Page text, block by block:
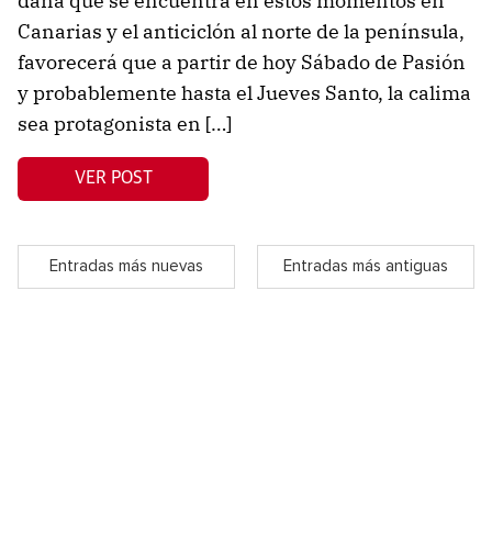
Canarias y el anticiclón al norte de la península,
favorecerá que a partir de hoy Sábado de Pasión
y probablemente hasta el Jueves Santo, la calima
sea protagonista en […]
VER POST
Entradas más nuevas Entradas más antiguas